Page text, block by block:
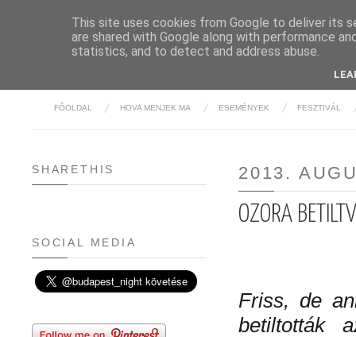
FŐOLDAL HOVA MENJEK MA ESEMÉNYEK FESZTIVÁL
2013.
OZORA
Friss, de
betiltották
SHARETHIS
SOCIAL MEDIA
This site uses cookies from Google to deliver its
are shared with Google along with performance
statistics, and to detect and address abuse.